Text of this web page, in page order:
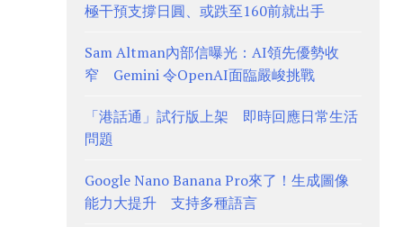
極干預支撐日圓、或跌至160前就出手
Sam Altman內部信曝光：AI領先優勢收
窄 Gemini 令OpenAI面臨嚴峻挑戰
「港話通」試行版上架 即時回應日常生活
問題
Google Nano Banana Pro來了！生成圖像
能力大提升 支持多種語言